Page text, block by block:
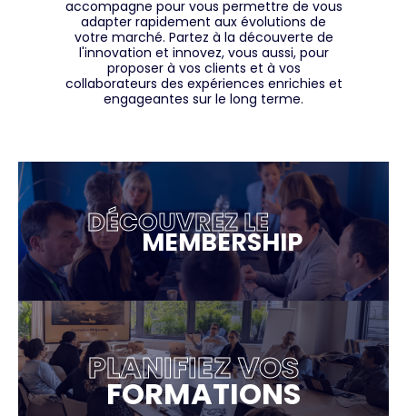
accompagne pour vous permettre de vous
adapter rapidement aux évolutions de
votre marché. Partez à la découverte de
l'innovation et innovez, vous aussi, pour
proposer à vos clients et à vos
collaborateurs des expériences enrichies et
engageantes sur le long terme.
DÉCOUVREZ LE
MEMBERSHIP
PLANIFIEZ VOS
FORMATIONS